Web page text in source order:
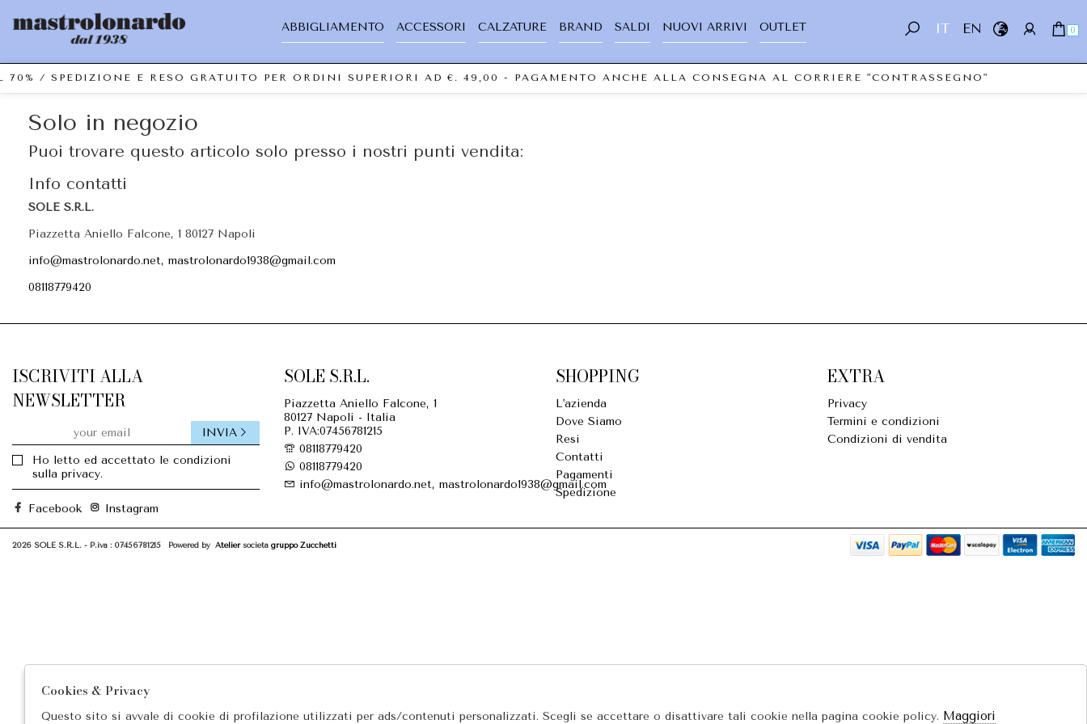
IT EN 0
ABBIGLIAMENTO ACCESSORI CALZATURE BRAND SALDI NUOVI ARRIVI OUTLET
/ SPEDIZIONE E RESO GRATUITO PER ORDINI SUPERIORI AD €. 49,00 - PAGAMENTO ANCHE ALLA CONSEGNA AL CORRIERE "CONTRASSEGNO"
Solo in negozio
Puoi trovare questo articolo solo presso i nostri punti vendita:
Info contatti
SOLE S.R.L.
Piazzetta Aniello Falcone, 1 80127 Napoli
info@mastrolonardo.net, mastrolonardo1938@gmail.com
08118779420
ISCRIVITI ALLA
NEWSLETTER
Ho letto ed accettato le condizioni
sulla privacy.
INVIA
Facebook Instagram
SOLE S.R.L.
Piazzetta Aniello Falcone, 1
80127 Napoli - Italia
P. IVA:07456781215
08118779420
08118779420
info@mastrolonardo.net, mastrolonardo1938@gmail.com
SHOPPING
L'azienda
Dove Siamo
Resi
Contatti
Pagamenti
Spedizione
EXTRA
Privacy
Termini e condizioni
Condizioni di vendita
2026 SOLE S.R.L. - P.iva : 07456781215 Powered by Ateliersocietà gruppo Zucchetti
Cookies & Privacy
Questo sito si avvale di cookie di profilazione utilizzati per ads/contenuti personalizzati. Scegli se accettare o disattivare tali cookie nella pagina cookie policy. Maggiori